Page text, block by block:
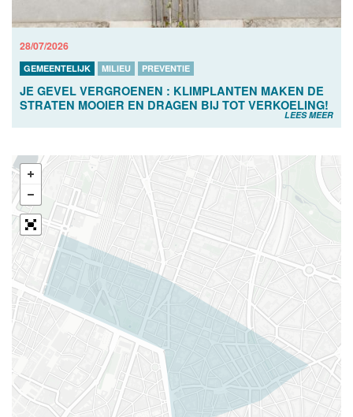
28/07/2026
GEMEENTELIJK MILIEU PREVENTIE
JE GEVEL VERGROENEN : KLIMPLANTEN MAKEN DE
STRATEN MOOIER EN DRAGEN BIJ TOT VERKOELING!
LEES MEER